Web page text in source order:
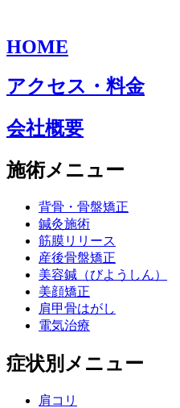
HOME
アクセス・料金
会社概要
施術メニュー
背骨・骨盤矯正
鍼灸施術
筋膜リリース
産後骨盤矯正
美容鍼（びようしん）
美顔矯正
肩甲骨はがし
電気治療
症状別メニュー
肩コリ